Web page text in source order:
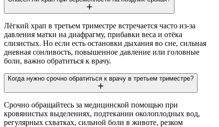
Лёгкий храп в третьем триместре встречается часто из-за
давления матки на диафрагму, прибавки веса и отёка
слизистых. Но если есть остановки дыхания во сне, сильная
дневная сонливость, повышенное давление или головные
боли, важно обратиться к врачу.
Когда нужно срочно обратиться к врачу в третьем триместре?
Срочно обращайтесь за медицинской помощью при
кровянистых выделениях, подтекании околоплодных вод,
регулярных схватках, сильной боли в животе, резком